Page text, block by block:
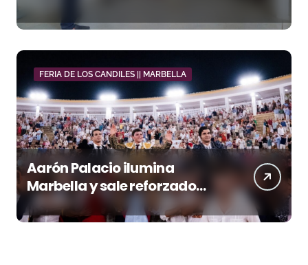
belleza del misterio’ llega a La
Malagueta
FERIA DE LOS CANDILES || MARBELLA
Aarón Palacio ilumina
Marbella y sale reforzado
junto a Manzanares y
Morante